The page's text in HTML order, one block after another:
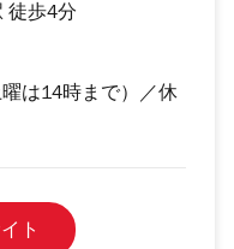
徒歩4分
は14時まで）／休
ト